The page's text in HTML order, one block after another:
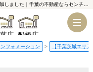
店 船橋店
ンフォメーション 【千葉茨城エリ